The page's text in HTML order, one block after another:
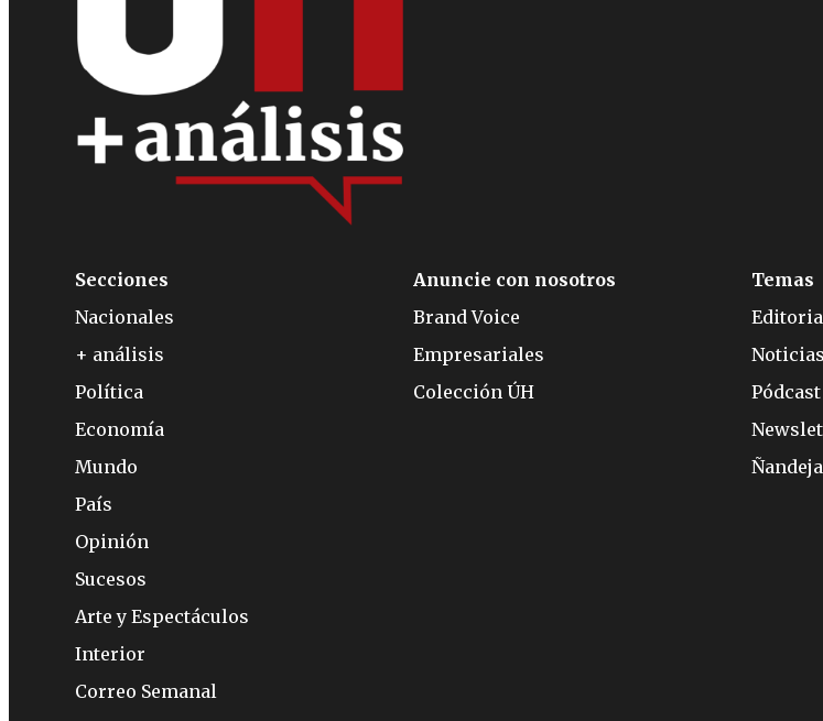
Secciones
Nacionales
+ análisis
Política
Economía
Mundo
País
Opinión
Sucesos
Arte y Espectáculos
Interior
Correo Semanal
Anuncie con nosotros
Brand Voice
Empresariales
Colección ÚH
Temas